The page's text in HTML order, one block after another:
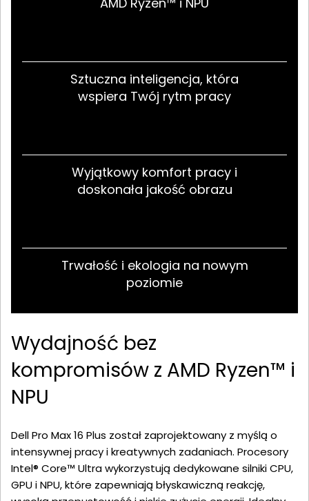
Sztuczna inteligencja, która
wspiera Twój rytm pracy
Wyjątkowy komfort pracy i
doskonała jakość obrazu
Trwałość i ekologia na nowym
poziomie
Wydajność bez
kompromisów z AMD Ryzen™ i
NPU
Dell Pro Max 16 Plus został zaprojektowany z myślą o
intensywnej pracy i kreatywnych zadaniach. Procesory
Intel® Core™ Ultra wykorzystują dedykowane silniki CPU,
GPU i NPU, które zapewniają błyskawiczną reakcję,